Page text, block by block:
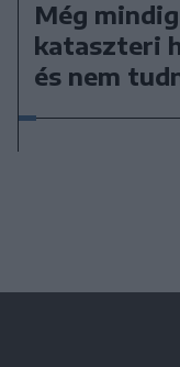
Még
kataszteri
és nem